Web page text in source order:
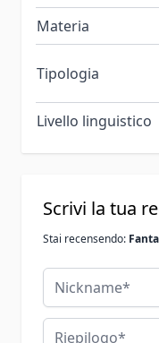
Materia
Tipologia
Livello linguistico
Scrivi la tua
Stai recensendo:
Nickname
Riepilogo